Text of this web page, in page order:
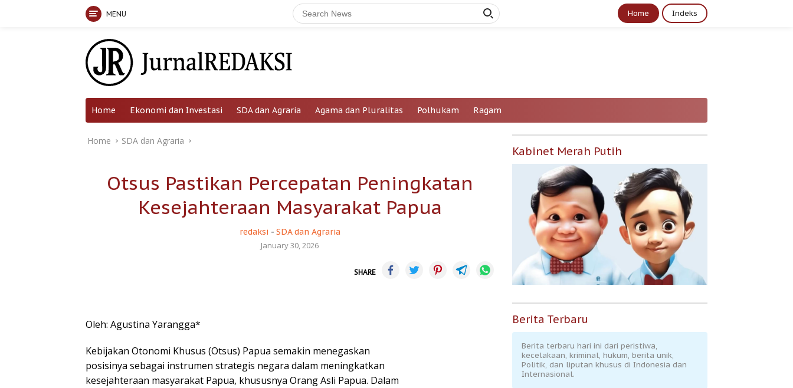
MENU Home Indeks
Home Ekonomi dan Investasi SDA dan Agraria Agama dan Pluralitas Polhukam Ragam
Home SDA dan Agraria
Otsus Pastikan Percepatan Peningkatan
Kesejahteraan Masyarakat Papua
redaksi - SDA dan Agraria
January 30, 2026
SHARE
Oleh: Agustina Yarangga*
Kebijakan Otonomi Khusus (Otsus) Papua semakin menegaskan
posisinya sebagai instrumen strategis negara dalam meningkatkan
kesejahteraan masyarakat Papua, khususnya Orang Asli Papua. Dalam
Kabinet Merah Putih
Berita Terbaru
Berita terbaru hari ini dari peristiwa,
kecelakaan, kriminal, hukum, berita unik,
Politik, dan liputan khusus di Indonesia dan
Internasional.